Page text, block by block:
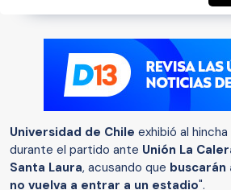
Universidad de Chile exhibió al
durante el partido ante Unión La
Santa Laura, acusando que buscarán
no vuelva a entrar a un estadio".